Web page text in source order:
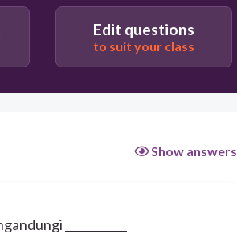
Edit questions
to suit your class
Show answers
___________